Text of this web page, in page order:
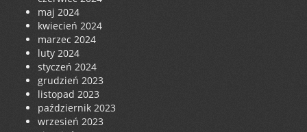
maj 2024
kwiecień 2024
marzec 2024
luty 2024
styczeń 2024
grudzień 2023
listopad 2023
październik 2023
wrzesień 2023